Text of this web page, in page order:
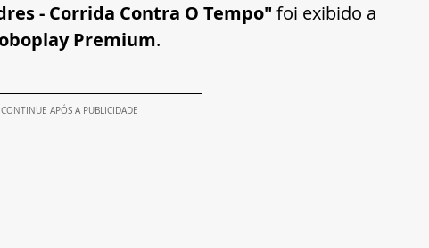
- Corrida Contra O Tempo" foi exibido a
Premium.
CONTINUE APÓS A PUBLICIDADE